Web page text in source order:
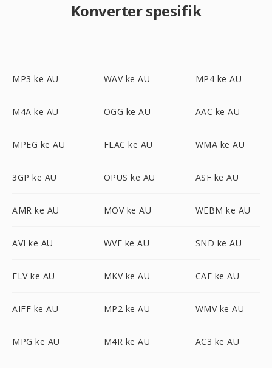
Konverter spesifik
MP3 ke AU WAV ke AU MP4 ke AU
M4A ke AU OGG ke AU AAC ke AU
MPEG ke AU FLAC ke AU WMA ke AU
3GP ke AU OPUS ke AU ASF ke AU
AMR ke AU MOV ke AU WEBM ke AU
AVI ke AU WVE ke AU SND ke AU
FLV ke AU MKV ke AU CAF ke AU
AIFF ke AU MP2 ke AU WMV ke AU
MPG ke AU M4R ke AU AC3 ke AU